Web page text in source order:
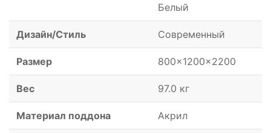
Белый
Дизайн/Стиль Современный
Размер 800x1200x2200
Вес 97.0 кг
Материал поддона Акрил